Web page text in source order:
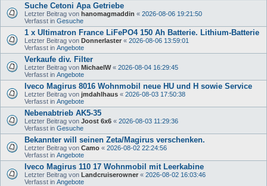
Suche Cetoni Apa Getriebe
Letzter Beitrag von hanomagmaddin « 2026-08-06 19:21:50
Verfasst in Gesuche
1 x Ultimatron France LiFePO4 150 Ah Batterie. Lithium-Batterie
Letzter Beitrag von Donnerlaster « 2026-08-06 13:59:01
Verfasst in Angebote
Verkaufe div. Filter
Letzter Beitrag von MichaelW« 2026-08-04 16:29:45
Verfasst in Angebote
Iveco Magirus 8016 Wohnmobil neue HU und H sowie Service
Letzter Beitrag von jmdahlhaus « 2026-08-03 17:50:38
Verfasst in Angebote
Nebenabtrieb AK5-35
Letzter Beitrag von Joost 6x6 « 2026-08-03 11:29:36
Verfasst in Gesuche
Bekannter will seinen Zeta/Magirus verschenken.
Letzter Beitrag von Camo « 2026-08-02 22:24:56
Verfasst in Angebote
Iveco Magirus 110 17 Wohnmobil mit Leerkabine
Letzter Beitrag von Landcruiserowner « 2026-08-02 16:03:46
Verfasst in Angebote